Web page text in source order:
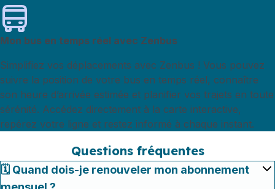
Mon bus en temps réel avec Zenbus
Simplifiez vos déplacements avec Zenbus ! Vous pouvez
suivre la position de votre bus en temps réel, connaître
son heure d’arrivée estimée et planifier vos trajets en toute
sérénité. Accédez directement à la carte interactive,
repérez votre ligne et restez informé à chaque instant.
Questions fréquentes
🗓️ Quand dois-je renouveler mon abonnement